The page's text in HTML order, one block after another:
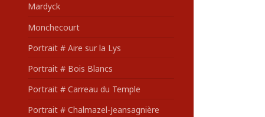
Mardyck
Monchecourt
Portrait # Aire sur la Lys
Portrait # Bois Blancs
Portrait # Carreau du Temple
Portrait # Chalmazel-Jeansagnière